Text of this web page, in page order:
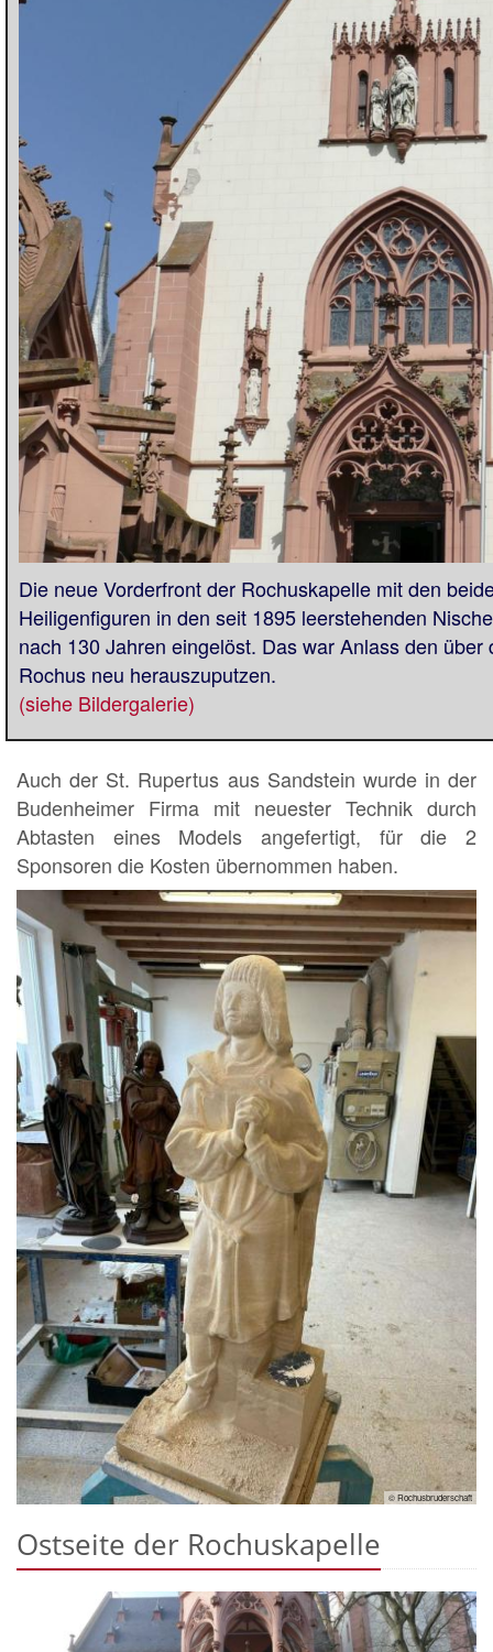
Die neue Vorderfront der Rochuskapelle mit den
Heiligenfiguren in den seit 1895 leerstehenden
nach 130 Jahren eingelöst. Das war Anlass den
Rochus neu herauszuputzen.
(siehe Bildergalerie)
Auch der St. Rupertus aus Sandstein wurde in der
Budenheimer Firma mit neuester Technik durch
Abtasten eines Models angefertigt, für die 2
Sponsoren die Kosten übernommen haben.
© Rochusbruderschaft
Ostseite der Rochuskapelle